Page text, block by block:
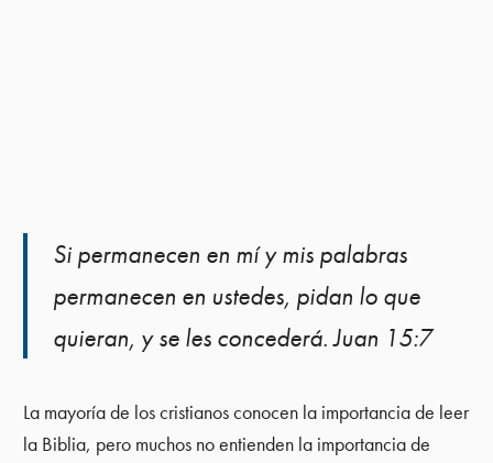
Si permanecen en mí y mis palabras
permanecen en ustedes, pidan lo que
quieran, y se les concederá. Juan 15:7
La mayoría de los cristianos conocen la importancia de leer
la Biblia, pero muchos no entienden la importancia de